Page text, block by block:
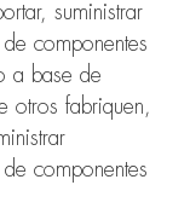
suministrar
componentes
a base de
otros fabriquen,
componentes